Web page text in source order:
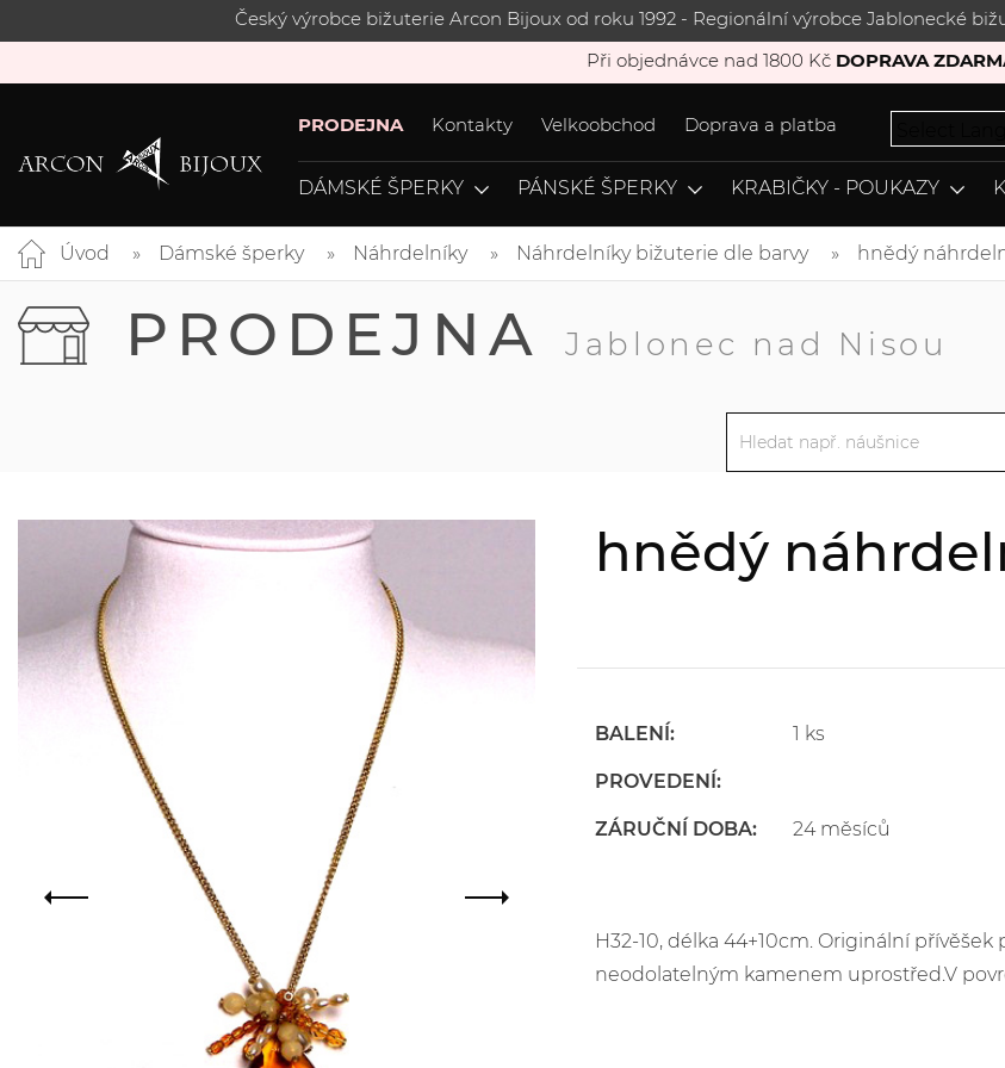
Český výrobce bižuterie Arcon Bijoux od roku 1992 - Regionální výrobce Jablonecké
Při objednávce nad 1800 Kč DOPRAVA
PRODEJNA Kontakty Velkoobchod Doprava a platba
DÁMSKÉ ŠPERKY PÁNSKÉ ŠPERKY KRABIČKY - POUKAZY
Úvod Dámské šperky Náhrdelníky Náhrdelníky bižuterie dle barvy hnědý
PRODEJNA Jablonec nad Nisou
hnědý
BALENÍ: 1 ks
PROVEDENÍ:
ZÁRUČNÍ DOBA: 24 měsíců
H32-10, délka 44+10cm. Originální
neodolatelným kamenem uprostřed.V